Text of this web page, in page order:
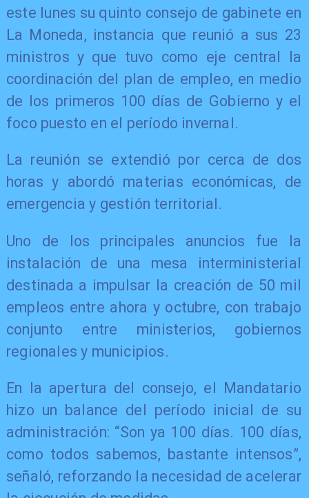
este lunes su quinto consejo de gabinete en
La Moneda, instancia que reunió a sus 23
ministros y que tuvo como eje central la
coordinación del plan de empleo, en medio
de los primeros 100 días de Gobierno y el
foco puesto en el período invernal.
La reunión se extendió por cerca de dos
horas y abordó materias económicas, de
emergencia y gestión territorial.
Uno de los principales anuncios fue la
instalación de una mesa interministerial
destinada a impulsar la creación de 50 mil
empleos entre ahora y octubre, con trabajo
conjunto entre ministerios, gobiernos
regionales y municipios.
En la apertura del consejo, el Mandatario
hizo un balance del período inicial de su
administración: “Son ya 100 días. 100 días,
como todos sabemos, bastante intensos”,
señaló, reforzando la necesidad de acelerar